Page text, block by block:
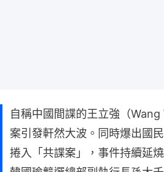
自稱中國間諜的王立強（
案引發軒然大波。同時爆出國
捲入「共諜案」，事件持續延燒